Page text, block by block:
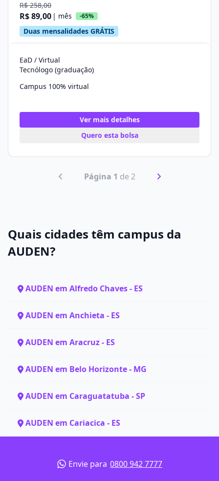
R$ 258,00
R$ 89,00 | mês -65%
Duas mensalidades GRÁTIS
EaD / Virtual
Tecnólogo (graduação)
Campus 100% virtual
Ver mais detalhes
Quero esta bolsa
Página 1 de 2
Quais cidades têm campus da
AUDEN?
AUDEN em Alfredo Chaves - ES
AUDEN em Anchieta - ES
AUDEN em Aracruz - ES
AUDEN em Belo Horizonte - MG
AUDEN em Caraguatatuba - SP
AUDEN em Cariacica - ES
Envie para 0800 942 7777